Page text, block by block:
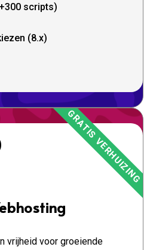
scripts)
(8.x)
vrijheid voor groeiende